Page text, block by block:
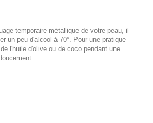
temporaire métallique de votre peau, il
un peu d'alcool à 70°. Pour une pratique
l'huile d'olive ou de coco pendant une